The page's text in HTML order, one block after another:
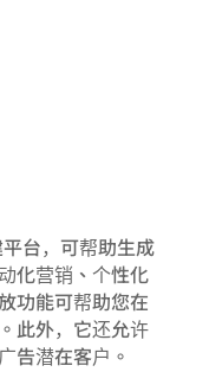
台，可帮助生成
化营销、个性化
功能可帮助您在
此外，它还允许
告潜在客户。